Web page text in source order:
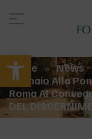
Apri la barra degli strumentiHome > News
Gennaio Alla
Roma Al
DEL